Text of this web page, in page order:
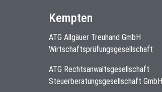
Kempten
ATG Allgäuer Treuhand GmbH
Wirtschaftsprüfungsgesellschaft
ATG Rechtsanwaltsgesellschaft
Steuerberatungsgesellschaft GmbH